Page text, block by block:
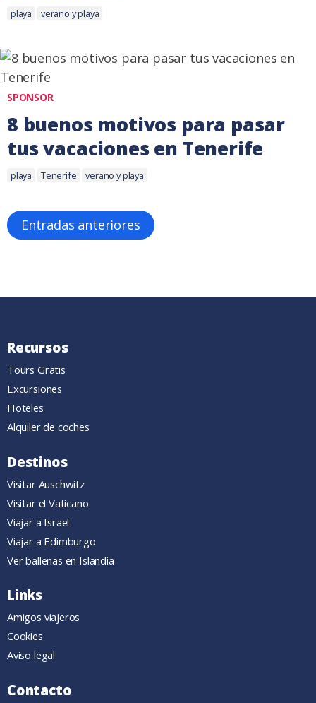
9
2017
Etiquetas:
playa verano y playa
SPONSOR
8 buenos motivos para pasar
tus vacaciones en Tenerife
21
2017
Etiquetas:
playa Tenerife verano y playa
Navegación
de
Entradas anteriores
Recursos
Tours Gratis
Excursiones
Hoteles
Alquiler de coches
Destinos
Visitar Auschwitz
Visitar el Vaticano
Viajar a Israel
Viajar a Edimburgo
Ver ballenas en Islandia
Links
Amigos viajeros
Cookies
Aviso legal
Contacto